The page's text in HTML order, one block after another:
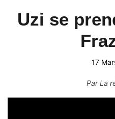
Uzi se
17
ParLa